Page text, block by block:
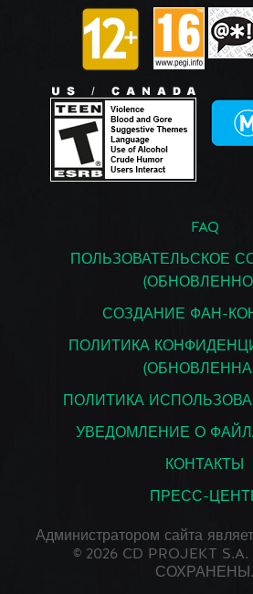
FAQ
ПОЛЬЗОВАТЕЛЬСКОЕ
СОЗДАНИЕ ФАН-
ПОЛИТИКА
ПОЛИТИКА
УВЕДОМЛЕНИЕ О
КОНТАКТЫ
ПРЕСС-
Администратором сайта
© 2026 CD PROJEKT
СОХРАНЕНЫ.